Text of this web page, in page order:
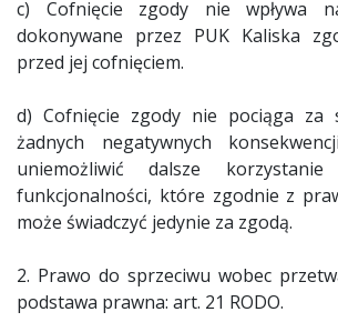
c) Cofnięcie zgody nie wpływa
dokonywane przez PUK Kaliska
przed jej cofnięciem.
d) Cofnięcie zgody nie pociąga za
żadnych negatywnych
uniemożliwić dalsze
funkcjonalności, które zgodnie z
może świadczyć jedynie za zgodą.
2. Prawo do sprzeciwu wobec
podstawa prawna: art. 21 RODO.